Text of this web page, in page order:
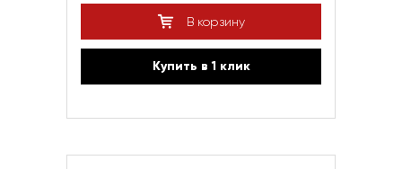
В корзину
Купить в 1 клик